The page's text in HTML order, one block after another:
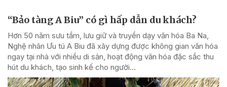
“Bảo tàng A Biu” có gì hấp dẫn du khách?
Hơn 50 năm sưu tầm, lưu giữ và truyền dạy văn hóa Ba Na,
Nghệ nhân Ưu tú A Biu đã xây dựng được không gian văn hóa
ngay tại nhà với nhiều di sản, hoạt động văn hóa đặc sắc thu
hút du khách, tạo sinh kế cho người...